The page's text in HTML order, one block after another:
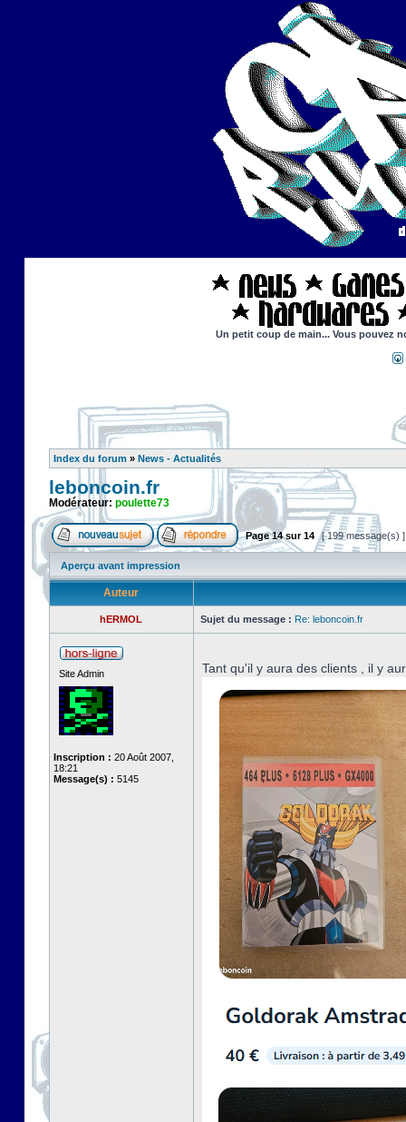
Un petit coup de main... Vous pouvez
Index du forum » News - Actualités
leboncoin.fr
Modérateur: poulette73
Page14sur14 [ 199 message(s)
Aperçu avant impression
Auteur
hERMOL Sujet du message : Re: leboncoin.fr
Site Admin
Inscription : 20 Août 2007,
18:21
Message(s) : 5145
Tant qu'il y aura des clients , il y